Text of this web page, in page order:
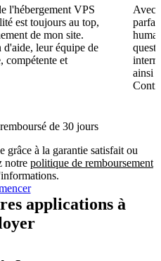
l'hébergement VPS
est toujours au top,
de mon site.
leur équipe de
compétente et
Avec
ainsi
de 30 jours
grâce à la garantie satisfait ou
notre politique de remboursement
applications à